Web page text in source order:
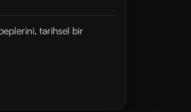
tarihsel bir